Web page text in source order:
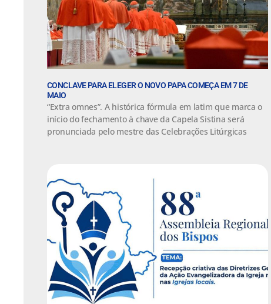
CONCLAVE PARA ELEGER O NOVO PAPA COMEÇA EM 7 DE
MAIO
“Extra omnes”. A histórica fórmula em latim que marca o
início do fechamento à chave da Capela Sistina será
pronunciada pelo mestre das Celebrações Litúrgicas